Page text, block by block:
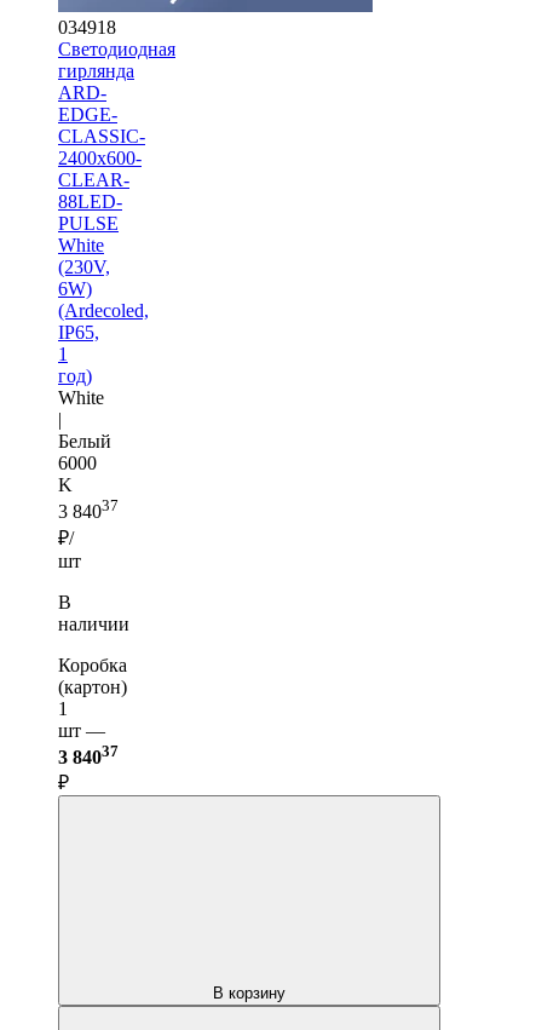
034918
Светодиодная
гирлянда
ARD-
EDGE-
CLASSIC-
2400x600-
CLEAR-
88LED-
PULSE
White
(230V,
6W)
(Ardecoled,
IP65,
1
год)
White
|
Белый
6000
K
3 84037
₽/
шт
В
наличии
Коробка
(картон)
1
шт —
3 84037
₽
В корзину